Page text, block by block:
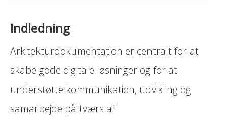
Indledning
Arkitekturdokumentation er centralt for at
skabe gode digitale løsninger og for at
understøtte kommunikation, udvikling og
samarbejde på tværs af